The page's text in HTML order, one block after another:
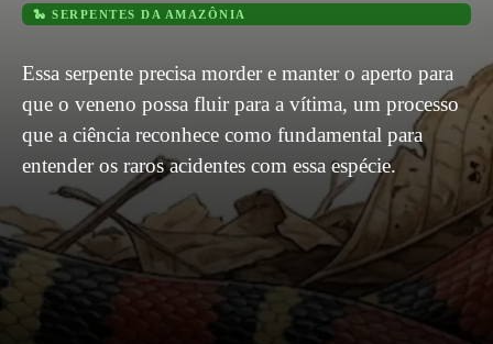
🐍 SERPENTES DA AMAZÔNIA
Essa serpente precisa morder e manter o aperto para
que o veneno possa fluir para a vítima, um processo
que a ciência reconhece como fundamental para
entender os raros acidentes com essa espécie.